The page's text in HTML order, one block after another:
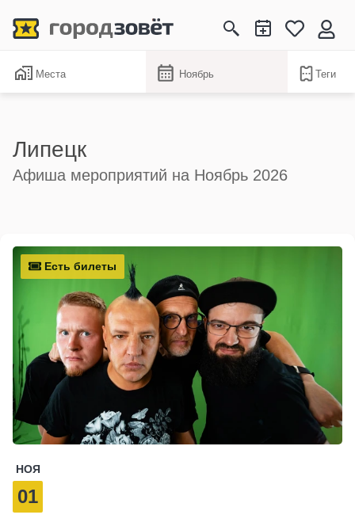
Места Ноябрь Теги
Липецк
Афиша мероприятий на Ноябрь 2026
Есть билеты
НОЯ
01